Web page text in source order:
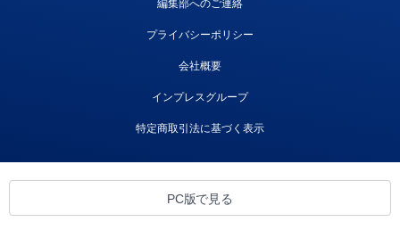
編集部へのご連絡
プライバシーポリシー
会社概要
インプレスグループ
特定商取引法に基づく表示
PC版で見る